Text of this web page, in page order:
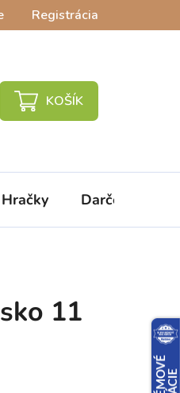
Registrácia
NÁKUPNÝ
Hračky Darčeky
11